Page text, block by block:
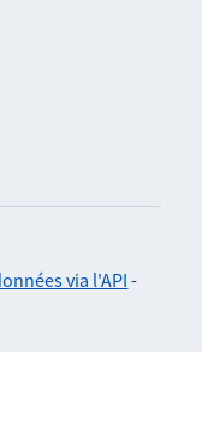
via l'API -